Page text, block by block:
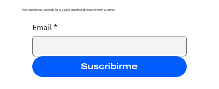
Tecnología con sentido: el salto
del Excel a la autonomía en
Recibe recursos, casos de éxito y guías prácticas directamente en tu correo.
Email *
Suscribirme